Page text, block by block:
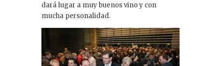
dará lugar a muy buenos vino y con
mucha personalidad.